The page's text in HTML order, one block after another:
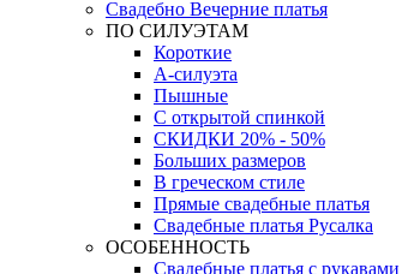
Свадебно Вечерние платья
ПО СИЛУЭТАМ
Короткие
А-силуэта
Пышные
С открытой спинкой
СКИДКИ 20% - 50%
Больших размеров
В греческом стиле
Прямые свадебные платья
Свадебные платья Русалка
ОСОБЕННОСТЬ
Свадебные платья с рукавами